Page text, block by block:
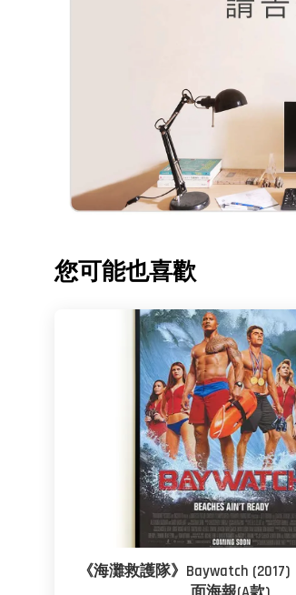
您可能也喜歡
《海灘救護隊》Baywatch